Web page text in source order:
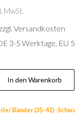
MwSt.
zzgl. Versandkosten
3-5 Werktage, EU
In den Warenkorb
Bänder (35-41) -